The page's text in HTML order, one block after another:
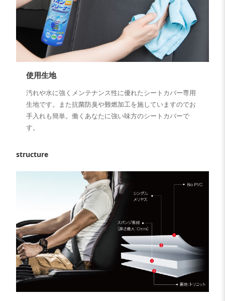
使用生地
汚れや水に強くメンテナンス性に優れたシートカバー専用
生地です。また抗菌防臭や難燃加工を施していますのでお
手入れも簡単。働くあなたに強い味方のシートカバーで
す。
structure